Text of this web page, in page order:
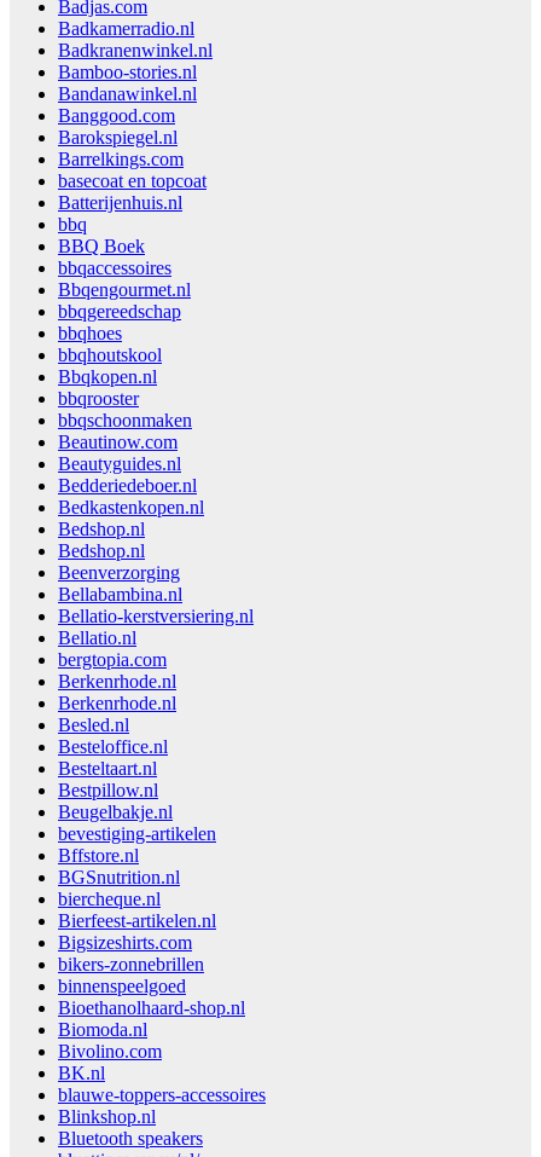
Badjas.com
Badkamerradio.nl
Badkranenwinkel.nl
Bamboo-stories.nl
Bandanawinkel.nl
Banggood.com
Barokspiegel.nl
Barrelkings.com
basecoat en topcoat
Batterijenhuis.nl
bbq
BBQ Boek
bbqaccessoires
Bbqengourmet.nl
bbqgereedschap
bbqhoes
bbqhoutskool
Bbqkopen.nl
bbqrooster
bbqschoonmaken
Beautinow.com
Beautyguides.nl
Bedderiedeboer.nl
Bedkastenkopen.nl
Bedshop.nl
Bedshop.nl
Beenverzorging
Bellabambina.nl
Bellatio-kerstversiering.nl
Bellatio.nl
bergtopia.com
Berkenrhode.nl
Berkenrhode.nl
Besled.nl
Besteloffice.nl
Besteltaart.nl
Bestpillow.nl
Beugelbakje.nl
bevestiging-artikelen
Bffstore.nl
BGSnutrition.nl
biercheque.nl
Bierfeest-artikelen.nl
Bigsizeshirts.com
bikers-zonnebrillen
binnenspeelgoed
Bioethanolhaard-shop.nl
Biomoda.nl
Bivolino.com
BK.nl
blauwe-toppers-accessoires
Blinkshop.nl
Bluetooth speakers